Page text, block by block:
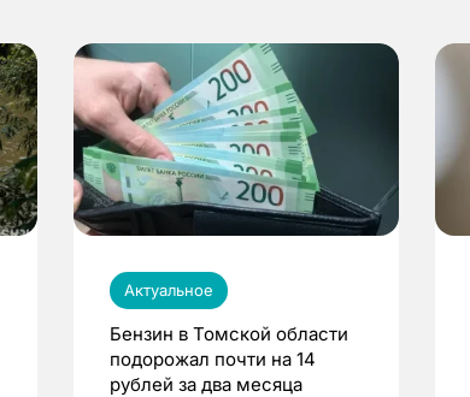
Актуальное
Бензин в Томской области
подорожал почти на 14
рублей за два месяца